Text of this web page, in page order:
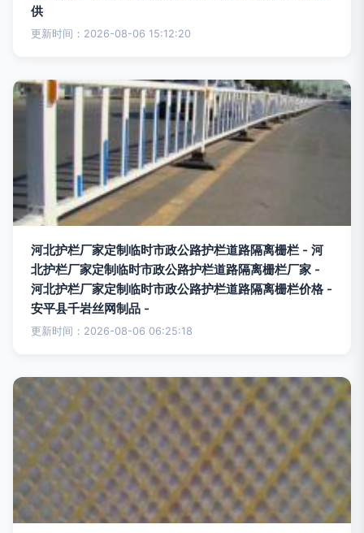
供
更新时间：2026-08-06 15:12:20
河北护栏厂家定制临时市政公路护栏道路隔离栅栏 - 河
北护栏厂家定制临时市政公路护栏道路隔离栅栏厂家 -
河北护栏厂家定制临时市政公路护栏道路隔离栅栏价格 -
安平县千岩丝网制品 -
更新时间：2026-08-06 06:25:18